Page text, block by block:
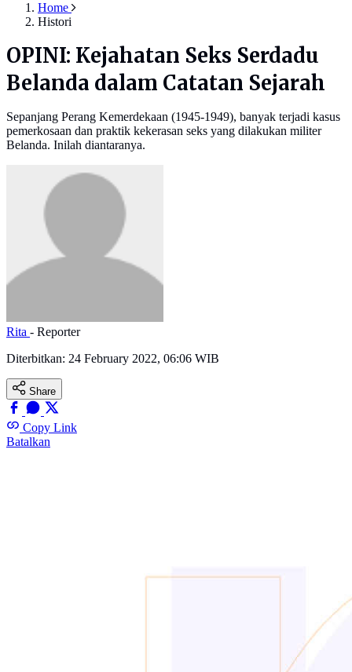
Home
Histori
OPINI: Kejahatan Seks Serdadu
Belanda dalam Catatan Sejarah
Sepanjang Perang Kemerdekaan (1945-1949), banyak terjadi kasus
pemerkosaan dan praktik kekerasan seks yang dilakukan militer
Belanda. Inilah diantaranya.
Rita - Reporter
Diterbitkan: 24 February 2022, 06:06 WIB
Share
Copy Link
Batalkan